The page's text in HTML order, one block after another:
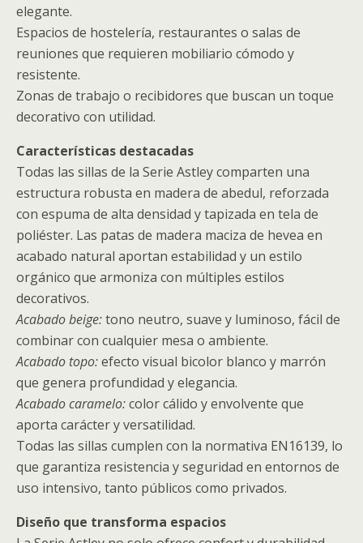
elegante.
Espacios de hostelería, restaurantes o salas de
reuniones que requieren mobiliario cómodo y
resistente.
Zonas de trabajo o recibidores que buscan un toque
decorativo con utilidad.
Características destacadas
Todas las sillas de la Serie Astley comparten una
estructura robusta en madera de abedul, reforzada
con espuma de alta densidad y tapizada en tela de
poliéster. Las patas de madera maciza de hevea en
acabado natural aportan estabilidad y un estilo
orgánico que armoniza con múltiples estilos
decorativos.
Acabado beige:tono neutro, suave y luminoso, fácil de
combinar con cualquier mesa o ambiente.
Acabado topo:efecto visual bicolor blanco y marrón
que genera profundidad y elegancia.
Acabado caramelo:color cálido y envolvente que
aporta carácter y versatilidad.
Todas las sillas cumplen con la normativa EN16139, lo
que garantiza resistencia y seguridad en entornos de
uso intensivo, tanto públicos como privados.
Diseño que transforma espacios